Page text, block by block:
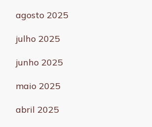
agosto 2025
julho 2025
junho 2025
maio 2025
abril 2025